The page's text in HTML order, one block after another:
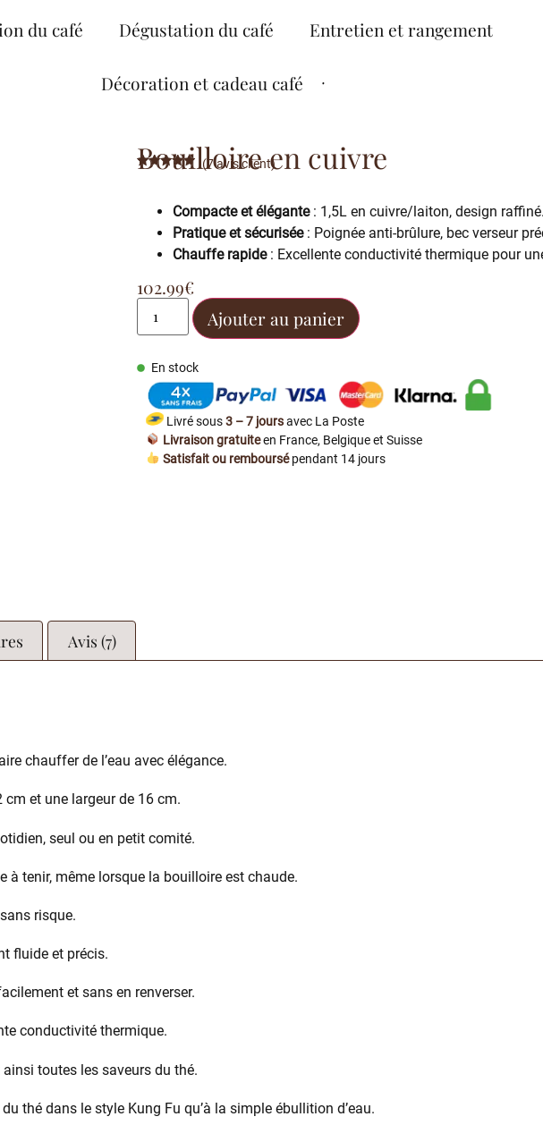
du café Dégustation du café Entretien et rangement
Décoration et cadeau café
Bouilloire en cuivre
notations
(7avis client)
Compacte et élégante: 1,5L en cuivre/laiton, design raffiné.
Pratique et sécurisée: Poignée anti-brûlure, bec verseur
Chauffe rapide: Excellente conductivité thermique pour
102.99€
Ajouter au panier
En stock
Livré sous3 – 7 joursavec La Poste
Livraison gratuiteen France, Belgique et Suisse
Satisfait ou remboursépendant 14 jours
Avis (7)
chauffer de l’eau avec élégance.
et une largeur de 16 cm.
seul ou en petit comité.
à tenir, même lorsque la bouilloire est chaude.
risque.
fluide et précis.
et sans en renverser.
conductivité thermique.
toutes les saveurs du thé.
thé dans le style Kung Fu qu’à la simple ébullition d’eau.